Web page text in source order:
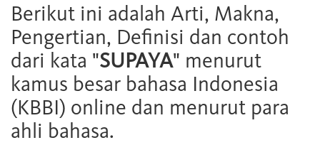
Berikut ini adalah Arti, Makna,
Pengertian, Definisi dan contoh
dari kata "SUPAYA" menurut
kamus besar bahasa Indonesia
(KBBI) online dan menurut para
ahli bahasa.